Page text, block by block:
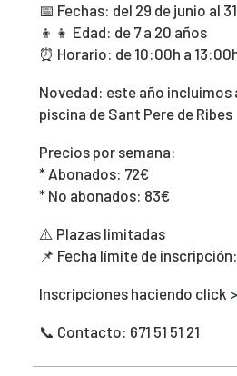
📅 Fechas: del 29 de junio al
👦👧 Edad: de 7 a 20 años
⏰ Horario: de 10:00h a
Novedad: este año incluimos
piscina de Sant Pere de Ribes
Precios por semana:
* Abonados: 72€
* No abonados: 83€
⚠️ Plazas limitadas
📌 Fecha límite de
Inscripciones haciendo click
📞 Contacto: 671 51 51 21